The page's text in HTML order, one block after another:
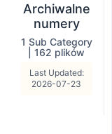
Archiwalne
numery
1 Sub Category
162 plików
Last Updated:
2026-07-23